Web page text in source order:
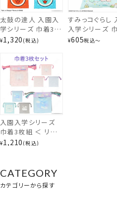
ランチクロス3枚組＜パワーパフ ガ
もっとみる
※こちらの商品は発送
太鼓の達人 入園入
学シリーズ 巾着3枚
組 ＜太鼓の達人＞
¥1,320 税込
すみっコぐらし
入学シリーズ
＜ Sサイズ/Mサ
¥605税込〜
入園入学シリーズ
巾着3枚組 ＜ リボ
ンバニー/ナカヨシ
¥1,210 税込
CATEGORY
カテゴリーから探す